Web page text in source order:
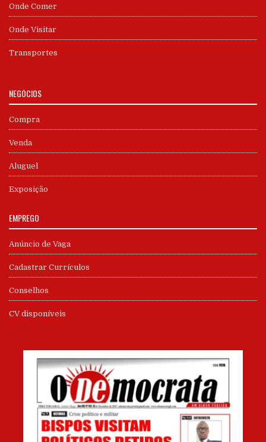
Onde Comer
Onde Visitar
Transportes
NEGÓCIOS
Compra
Venda
Aluguel
Exposição
EMPREGO
Anúncio de Vaga
Cadastrar Currículos
Conselhos
CV disponíveis